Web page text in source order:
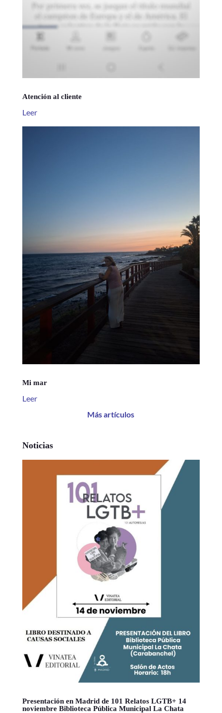
Atención al cliente
Leer
Mi mar
Leer
Más artículos
Noticias
Presentación en Madrid de 101 Relatos LGTB+ 14
noviembre Biblioteca Pública Municipal La Chata